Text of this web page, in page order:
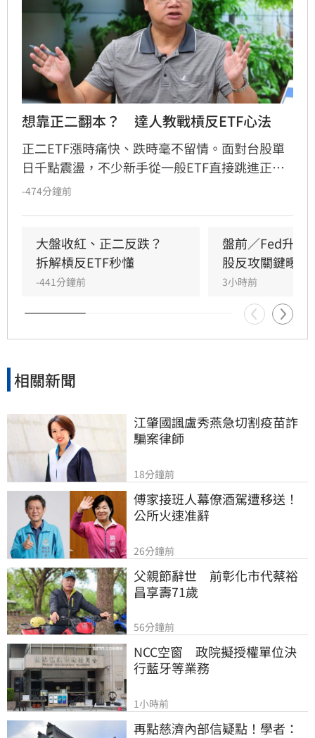
想靠正二翻本？　達人教戰槓反ETF心法
正二ETF漲時痛快、跌時毫不留情。面對台股單
日千點震盪，不少新手從一般ETF直接跳進正
二，誤把2倍槓桿當成2倍勝率。其實，最大風險
震盪行情下，投資游刃有餘。
-474分鐘前
大盤收紅、正二反跌？
拆解槓反ETF秒懂
-441分鐘前
盤前／Fed升息
股反攻關鍵曝光
3小時前
相關新聞
江肇國諷盧秀燕急切割疫苗詐
騙案律師
18分鐘前
傅家接班人幕僚酒駕遭移送！
公所火速准辭
26分鐘前
父親節辭世　前彰化市代蔡裕
昌享壽71歲
56分鐘前
NCC空窗　政院擬授權單位決
行藍牙等業務
1小時前
再點慈濟內部信疑點！學者：